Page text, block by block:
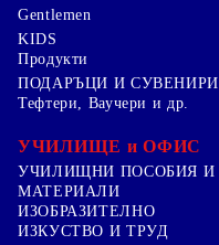
Gentlemen
KIDS
Продукти
ПОДАРЪЦИ И СУВЕНИРИ
Тефтери, Ваучери и др.
УЧИЛИЩЕ и ОФИС
УЧИЛИЩНИ ПОСОБИЯ И
МАТЕРИАЛИ
ИЗОБРАЗИТЕЛНО
ИЗКУСТВО И ТРУД